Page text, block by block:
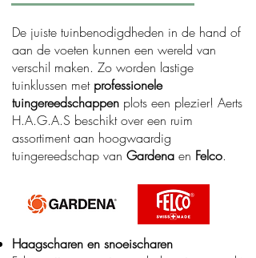
De juiste tuinbenodigdheden in de hand of
aan de voeten kunnen een wereld van
verschil maken. Zo worden lastige
tuinklussen met professionele
tuingereedschappen plots een plezier! Aerts
H.A.G.A.S beschikt over een ruim
assortiment aan hoogwaardig
tuingereedschap van Gardena en Felco.
Haagscharen en snoeischaren